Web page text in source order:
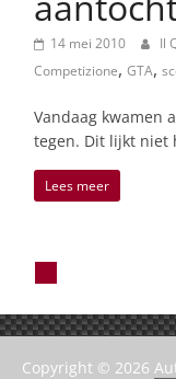
lifestyle
14 mei 2010 Il
Competizione, GTA,
Vandaag kwamen
tegen. Dit lijkt niet
Lees meer
Copyright © 2026